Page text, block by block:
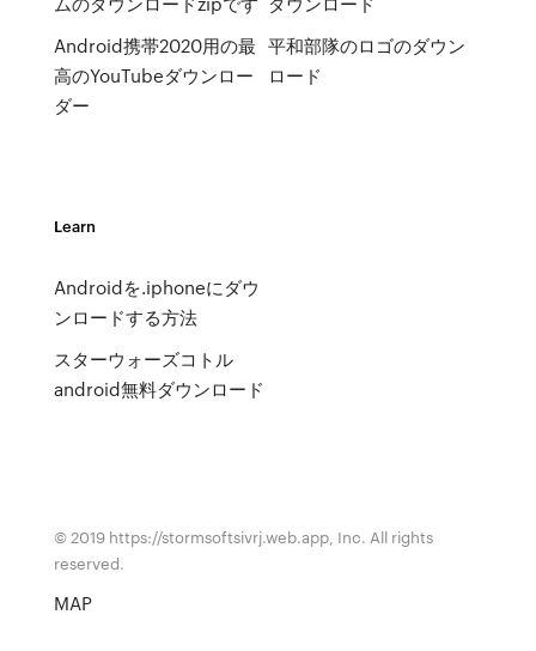
Android携帯2020用の最
高のYouTubeダウンロー
ダー
平和部隊のロゴのダウン
ロード
Learn
Androidを.iphoneにダウ
ンロードする方法
スターウォーズコトル
android無料ダウンロード
© 2019 https://stormsoftsivrj.web.app, Inc. All rights
reserved.
MAP